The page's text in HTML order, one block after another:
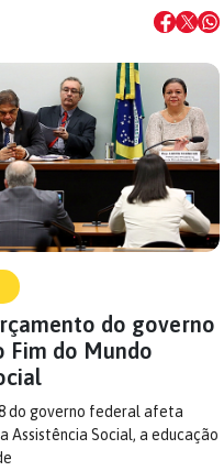
do governo
Fim do Mundo
do governo federal afeta
Assistência Social, a educação